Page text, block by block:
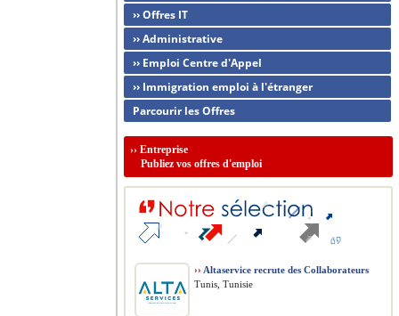
›› Offres IT
›› Administrative
›› Emploi Centre d'Appel
›› Immigration emploi à l'étranger
Parcourir les Offres
›› Entreprise
Publiez vos offres d'emploi
›› Altaservice recrute des Collaborateurs
Tunis, Tunisie